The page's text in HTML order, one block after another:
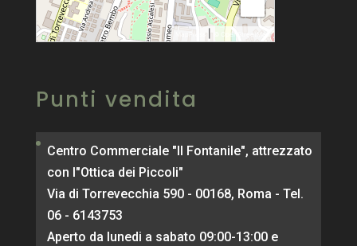
© OpenStreetMap
Punti vendita
Centro Commerciale "Il Fontanile", attrezzato
con l"Ottica dei Piccoli"
Via di Torrevecchia 590 - 00168, Roma - Tel.
06 - 6143753
Aperto da lunedi a sabato 09:00-13:00 e